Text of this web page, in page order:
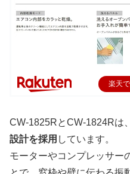
楽天
CW-1825RとCW-1824Rは
設計を採用 しています。
モーターやコンプレッサー